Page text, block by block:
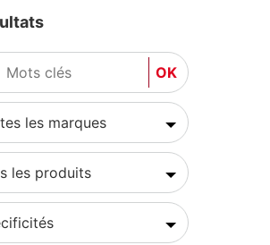
OK
les marques
les produits